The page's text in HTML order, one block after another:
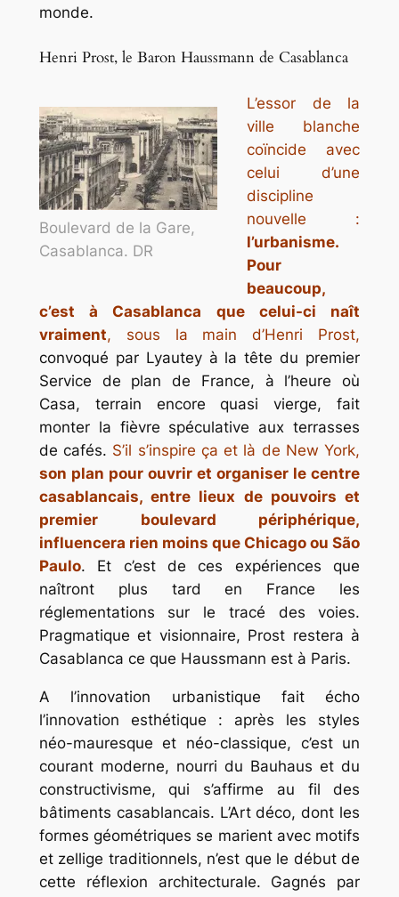
monde.
Henri Prost, le Baron Haussmann de Casablanca
Boulevard de la Gare,
Casablanca. DR
L’essor de la
ville blanche
coïncide avec
celui d’une
discipline
nouvelle :
l’urbanisme.
Pour
beaucoup,
c’est à Casablanca que celui-ci naît
vraiment, sous la main d’Henri Prost,
convoqué par Lyautey à la tête du premier
Service de plan de France, à l’heure où
Casa, terrain encore quasi vierge, fait
monter la fièvre spéculative aux terrasses
de cafés. S’il s’inspire ça et là de New York,
son plan pour ouvrir et organiser le centre
casablancais, entre lieux de pouvoirs et
premier boulevard périphérique,
influencera rien moins que Chicago ou São
Paulo. Et c’est de ces expériences que
naîtront plus tard en France les
réglementations sur le tracé des voies.
Pragmatique et visionnaire, Prost restera à
Casablanca ce que Haussmann est à Paris.
A l’innovation urbanistique fait écho
l’innovation esthétique : après les styles
néo-mauresque et néo-classique, c’est un
courant moderne, nourri du Bauhaus et du
constructivisme, qui s’affirme au fil des
bâtiments casablancais. L’Art déco, dont les
formes géométriques se marient avec motifs
et zellige traditionnels, n’est que le début de
cette réflexion architecturale. Gagnés par